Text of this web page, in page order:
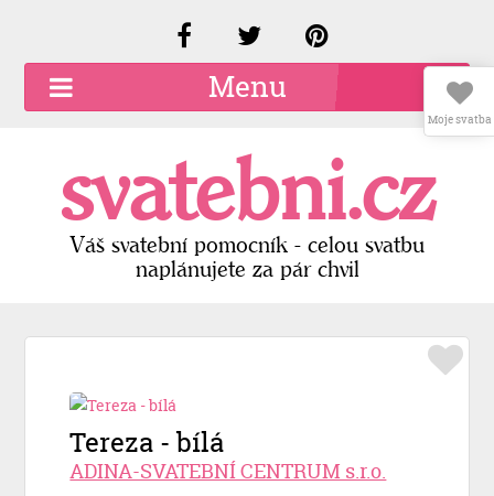
Menu
Kariéra
Kontakty
Přidat firmu
svatebni.cz
Váš svatební pomocník - celou svatbu
naplánujete za pár chvil
Tereza - bílá
ADINA-SVATEBNÍ CENTRUM s.r.o.
Moje svatba